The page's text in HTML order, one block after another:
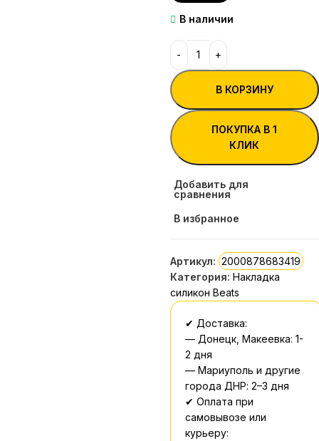
В наличии
В КОРЗИНУ
ПОКУПКА В 1
КЛИК
Добавить для
сравнения
В избранное
Артикул: 2000878683419
Категория: Накладка
силикон Beats
✔ Доставка:
— Донецк, Макеевка: 1-
2 дня
— Мариуполь и другие
города ДНР: 2–3 дня
✔ Оплата при
самовывозе или
курьеру: